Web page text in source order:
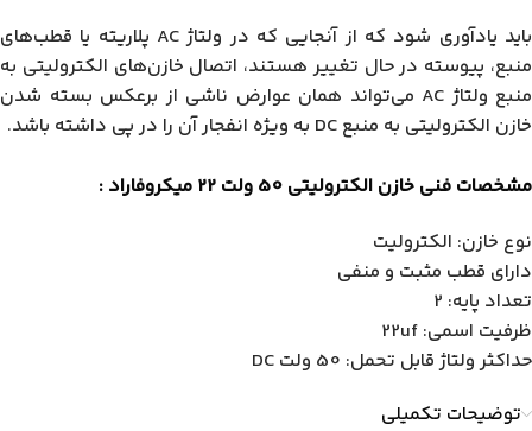
باید یادآوری شود که از آنجایی که در ولتاژ AC پلاریته یا قطب‌های
منبع، پیوسته در حال تغییر هستند، اتصال خازن‌های الکترولیتی به
منبع ولتاژ AC می‌تواند همان عوارض ناشی از برعکس بسته شدن
خازن الکترولیتی به منبع DC به ویژه انفجار آن را در پی داشته باشد.
مشخصات فنی خازن الکترولیتی 50 ولت 22 میکروفاراد :
نوع خازن: الکترولیت
دارای قطب مثبت و منفی
تعداد پایه: 2
ظرفیت اسمی: 22uf
حداکثر ولتاژ قابل تحمل: 50 ولت DC
توضیحات تکمیلی